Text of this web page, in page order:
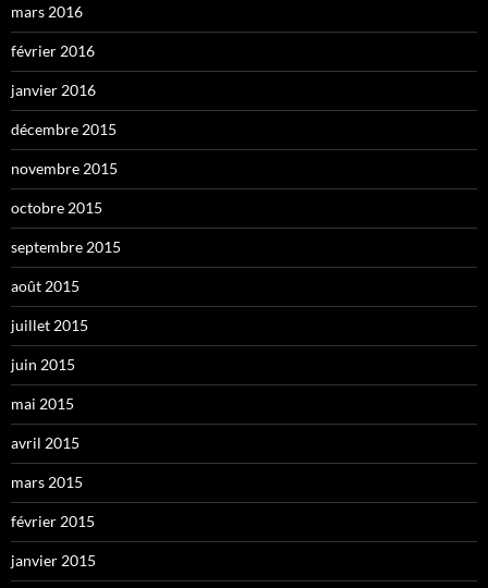
mars 2016
février 2016
janvier 2016
décembre 2015
novembre 2015
octobre 2015
septembre 2015
août 2015
juillet 2015
juin 2015
mai 2015
avril 2015
mars 2015
février 2015
janvier 2015